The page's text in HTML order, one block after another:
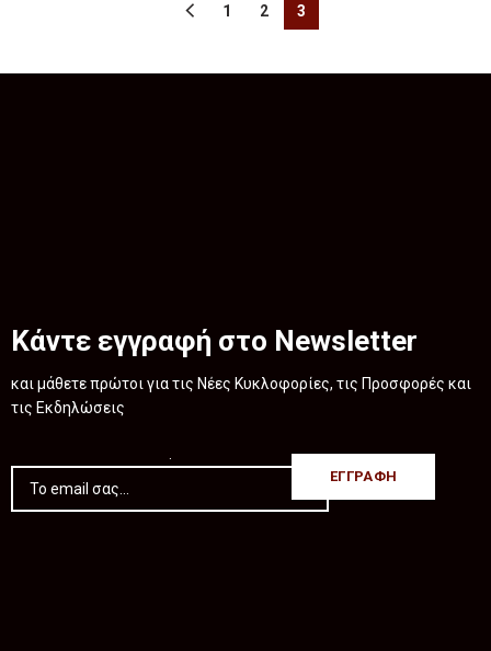
1 2 3
Κάντε εγγραφή στο Newsletter
και μάθετε πρώτοι για τις Νέες Κυκλοφορίες, τις Προσφορές και
τις Εκδηλώσεις
.